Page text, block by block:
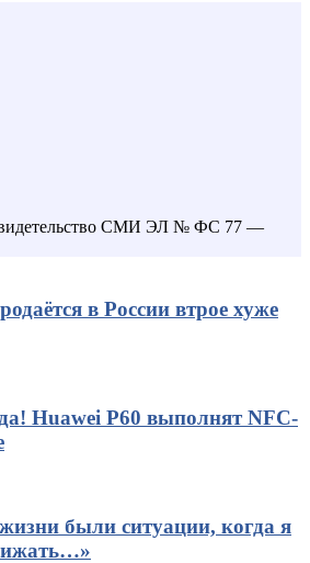
СМИ ЭЛ № ФС 77 —
в России втрое хуже
Huawei P60 выполнят NFC-
были ситуации, когда я